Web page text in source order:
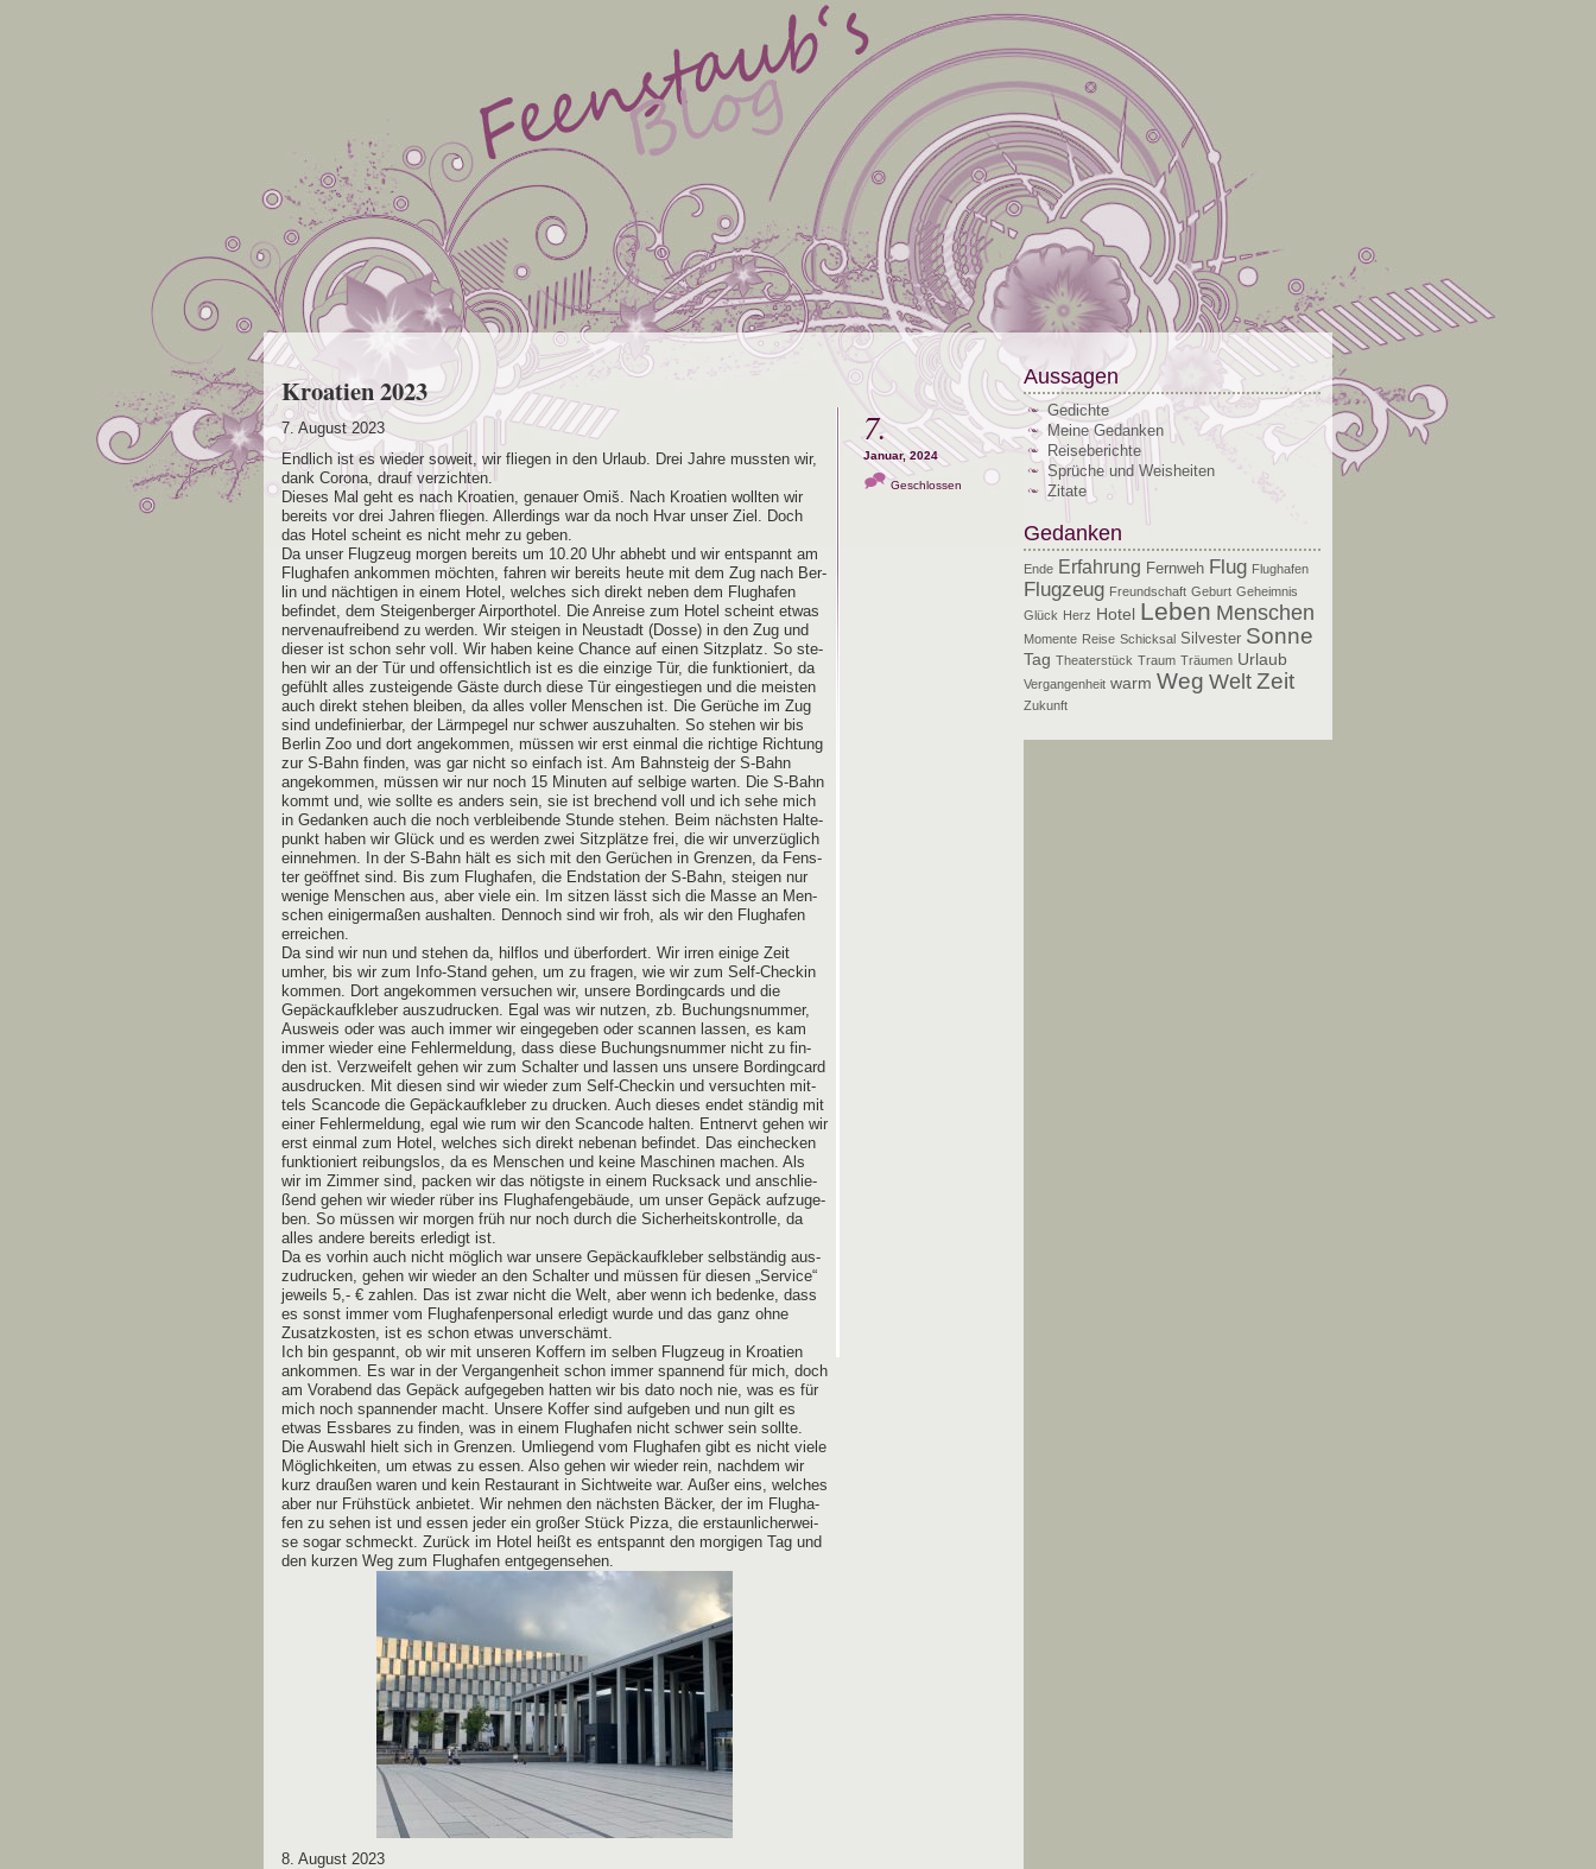
Kroatien 2023
7.
Januar, 2024
Geschlossen
7. August 2023
End­lich ist es wie­der soweit, wir flie­gen in den Urlaub. Drei Jah­re muss­ten wir,
dank Coro­na, drauf verzichten.
Die­ses Mal geht es nach Kroa­ti­en, genau­er Omiš. Nach Kroa­ti­en woll­ten wir
bereits vor drei Jah­ren flie­gen. Aller­dings war da noch Hvar unser Ziel. Doch
das Hotel scheint es nicht mehr zu geben.
Da unser Flug­zeug mor­gen bereits um 10.20 Uhr abhebt und wir ent­spannt am
Flug­ha­fen ankom­men möch­ten, fah­ren wir bereits heu­te mit dem Zug nach Ber­
lin und näch­ti­gen in einem Hotel, wel­ches sich direkt neben dem Flug­ha­fen
befin­det, dem Stei­gen­ber­ger Air­port­ho­tel. Die Anrei­se zum Hotel scheint etwas
ner­ven­auf­rei­bend zu wer­den. Wir stei­gen in Neu­stadt (Dos­se) in den Zug und
die­ser ist schon sehr voll. Wir haben kei­ne Chan­ce auf einen Sitz­platz. So ste­
hen wir an der Tür und offen­sicht­lich ist es die ein­zi­ge Tür, die funk­tio­niert, da
gefühlt alles zustei­gen­de Gäs­te durch die­se Tür ein­ge­stie­gen und die meis­ten
auch direkt ste­hen blei­ben, da alles vol­ler Men­schen ist. Die Gerü­che im Zug
sind unde­fi­nier­bar, der Lärm­pe­gel nur schwer aus­zu­hal­ten. So ste­hen wir bis
Ber­lin Zoo und dort ange­kom­men, müs­sen wir erst ein­mal die rich­ti­ge Rich­tung
zur S‑Bahn fin­den, was gar nicht so ein­fach ist. Am Bahn­steig der S‑Bahn
ange­kom­men, müs­sen wir nur noch 15 Minu­ten auf sel­bi­ge war­ten. Die S‑Bahn
kommt und, wie soll­te es anders sein, sie ist bre­chend voll und ich sehe mich
in Gedan­ken auch die noch ver­blei­ben­de Stun­de ste­hen. Beim nächs­ten Hal­te­
punkt haben wir Glück und es wer­den zwei Sitz­plät­ze frei, die wir unver­züg­lich
ein­neh­men. In der S‑Bahn hält es sich mit den Gerü­chen in Gren­zen, da Fens­
ter geöff­net sind. Bis zum Flug­ha­fen, die End­sta­ti­on der S‑Bahn, stei­gen nur
weni­ge Men­schen aus, aber vie­le ein. Im sit­zen lässt sich die Mas­se an Men­
schen eini­ger­ma­ßen aus­hal­ten. Den­noch sind wir froh, als wir den Flug­ha­fen
erreichen.
Da sind wir nun und ste­hen da, hilf­los und über­for­dert. Wir irren eini­ge Zeit
umher, bis wir zum Info-Stand gehen, um zu fra­gen, wie wir zum Self-Che­ckin
kom­men. Dort ange­kom­men ver­su­chen wir, unse­re Bord­ing­cards und die
Gepäck­auf­kle­ber aus­zu­dru­cken. Egal was wir nut­zen, zb. Buchungs­num­mer,
Aus­weis oder was auch immer wir ein­ge­ge­ben oder scan­nen las­sen, es kam
immer wie­der eine Feh­ler­mel­dung, dass die­se Buchungs­num­mer nicht zu fin­
den ist. Ver­zwei­felt gehen wir zum Schal­ter und las­sen uns unse­re Bord­ing­card
aus­dru­cken. Mit die­sen sind wir wie­der zum Self-Che­ckin und ver­such­ten mit­
tels Scan­code die Gepäck­auf­kle­ber zu dru­cken. Auch die­ses endet stän­dig mit
einer Feh­ler­mel­dung, egal wie rum wir den Scan­code hal­ten. Ent­nervt gehen wir
erst ein­mal zum Hotel, wel­ches sich direkt neben­an befin­det. Das ein­che­cken
funk­tio­niert rei­bungs­los, da es Men­schen und kei­ne Maschi­nen machen. Als
wir im Zim­mer sind, packen wir das nötigs­te in einem Ruck­sack und anschlie­
ßend gehen wir wie­der rüber ins Flug­ha­fen­ge­bäu­de, um unser Gepäck auf­zu­ge­
ben. So müs­sen wir mor­gen früh nur noch durch die Sicher­heits­kon­trol­le, da
alles ande­re bereits erle­digt ist.
Da es vor­hin auch nicht mög­lich war unse­re Gepäck­auf­kle­ber selb­stän­dig aus­
zu­dru­cken, gehen wir wie­der an den Schal­ter und müs­sen für die­sen „Ser­vice“
jeweils 5,- € zah­len. Das ist zwar nicht die Welt, aber wenn ich beden­ke, dass
es sonst immer vom Flug­ha­fen­per­so­nal erle­digt wur­de und das ganz ohne
Zusatz­kos­ten, ist es schon etwas unverschämt.
Ich bin gespannt, ob wir mit unse­ren Kof­fern im sel­ben Flug­zeug in Kroa­ti­en
ankom­men. Es war in der Ver­gan­gen­heit schon immer span­nend für mich, doch
am Vor­abend das Gepäck auf­ge­ge­ben hat­ten wir bis dato noch nie, was es für
mich noch span­nen­der macht. Unse­re Kof­fer sind auf­ge­ben und nun gilt es
etwas Ess­ba­res zu fin­den, was in einem Flug­ha­fen nicht schwer sein soll­te.
Die Aus­wahl hielt sich in Gren­zen. Umlie­gend vom Flug­ha­fen gibt es nicht vie­le
Mög­lich­kei­ten, um etwas zu essen. Also gehen wir wie­der rein, nach­dem wir
kurz drau­ßen waren und kein Restau­rant in Sicht­wei­te war. Außer eins, wel­ches
aber nur Früh­stück anbie­tet. Wir neh­men den nächs­ten Bäcker, der im Flug­ha­
fen zu sehen ist und essen jeder ein gro­ßer Stück Piz­za, die erstaun­li­cher­wei­
se sogar schmeckt. Zurück im Hotel heißt es ent­spannt den mor­gi­gen Tag und
den kur­zen Weg zum Flug­ha­fen entgegensehen.
8. August 2023
Aussagen
Gedichte
Meine Gedanken
Reiseberichte
Sprüche und Weisheiten
Zitate
Gedanken
Ende Erfahrung Fernweh Flug Flughafen
Flugzeug Freundschaft Geburt Geheimnis
Glück Herz Hotel Leben Menschen
Momente Reise Schicksal Silvester Sonne
Tag Theaterstück Traum Träumen Urlaub
Vergangenheit warm Weg Welt Zeit
Zukunft